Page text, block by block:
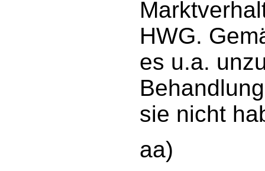
HWG.
es u.a.
sie nicht
aa)